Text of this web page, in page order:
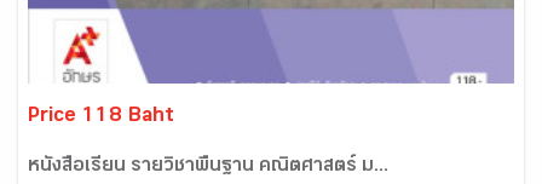
Price 118 Baht
หนังสือเรียน รายวิชาพื้นฐาน คณิตศาสตร์ ม...